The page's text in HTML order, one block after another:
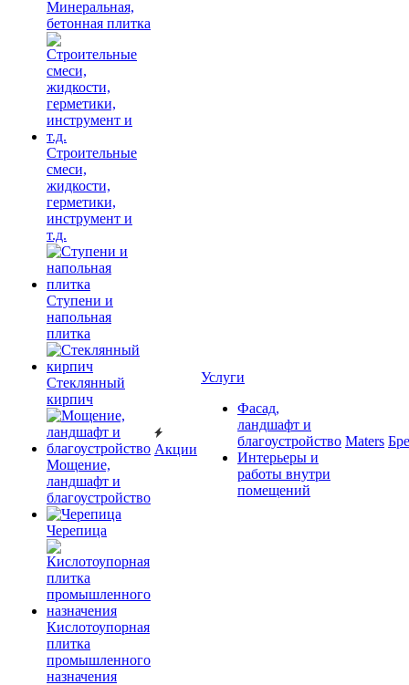
Минеральная,
бетонная плитка
Строительные
смеси,
жидкости,
герметики,
инструмент и
т.д.
Ступени и
напольная
плитка
Cтеклянный
кирпич
Мощение,
ландшафт и
благоустройство
Черепица
Кислотоупорная
плитка
промышленного
назначения
Акции
Услуги
Фасад,
ландшафт и
благоустройство
Интерьеры и
работы внутри
помещений
Maters